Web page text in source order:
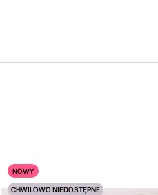
NOWY
CHWILOWO NIEDOSTĘPNE